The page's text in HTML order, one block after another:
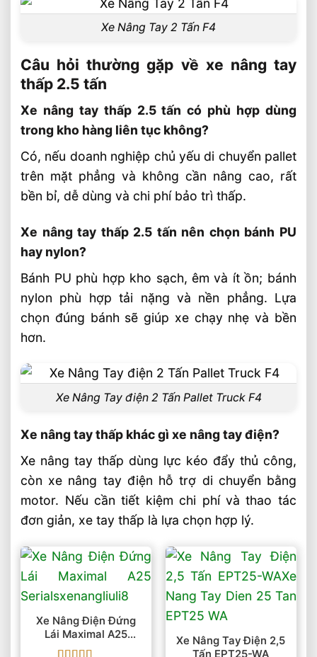
Xe Nâng Tay 2 Tấn F4
Câu hỏi thường gặp về xe nâng tay
thấp 2.5 tấn
Xe nâng tay thấp 2.5 tấn có phù hợp dùng
trong kho hàng liên tục không?
Có, nếu doanh nghiệp chủ yếu di chuyển pallet
trên mặt phẳng và không cần nâng cao, rất
bền bỉ, dễ dùng và chi phí bảo trì thấp.
Xe nâng tay thấp 2.5 tấn nên chọn bánh PU
hay nylon?
Bánh PU phù hợp kho sạch, êm và ít ồn; bánh
nylon phù hợp tải nặng và nền phẳng. Lựa
chọn đúng bánh sẽ giúp xe chạy nhẹ và bền
hơn.
Xe Nâng Tay điện 2 Tấn Pallet Truck F4
Xe nâng tay thấp khác gì xe nâng tay điện?
Xe nâng tay thấp dùng lực kéo đẩy thủ công,
còn xe nâng tay điện hỗ trợ di chuyển bằng
motor. Nếu cần tiết kiệm chi phí và thao tác
đơn giản, xe tay thấp là lựa chọn hợp lý.
Xe Nâng Điện Đứng
Lái Maximal A25
Serials
Xe Nâng Tay Điện 2,5
Tấn EPT25-WA